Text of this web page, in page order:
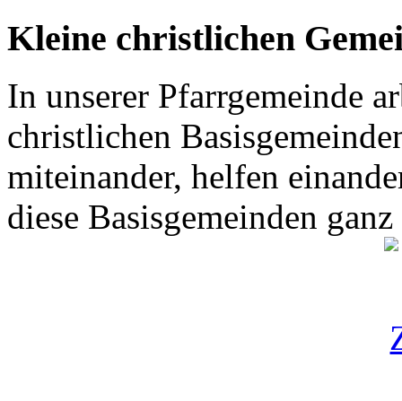
Kleine christlichen
In unserer Pfarrgemeinde
christlichen
miteinander, helfen
diese Basisgemeinden